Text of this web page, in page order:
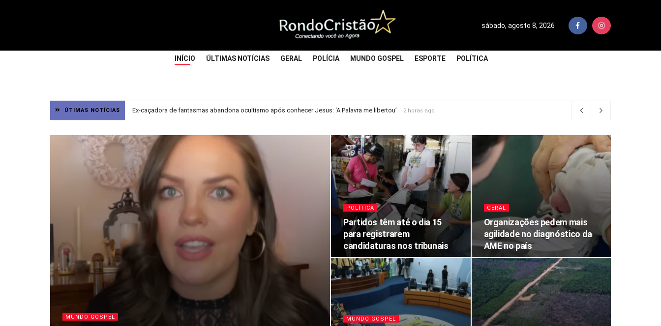
Rondocristao
sábado, agosto 8, 2026
INÍCIO ÚLTIMAS NOTÍCIAS GERAL POLÍCIA MUNDO GOSPEL ESPORTE POLÍTICA
ÚTIMAS NOTÍCIAS Ex-caçadora de fantasmas abandona ocultismo após conhecer Jesus: ‘A Palavra me libertou’ 2 horas ago
MUNDO GOSPEL
POLÍTICA
Partidos têm até o dia 15
para registrarem
candidaturas nos tribunais
GERAL
Organizações pedem mais
agilidade no diagnóstico da
AME no país
MUNDO GOSPEL